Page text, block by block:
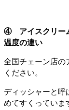
④ アイスクリー
温度の違い
全国チェーン店の
ください。
ディッシャーと呼
めてすくっていま